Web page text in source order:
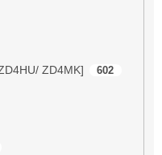
ZD4MK] 602